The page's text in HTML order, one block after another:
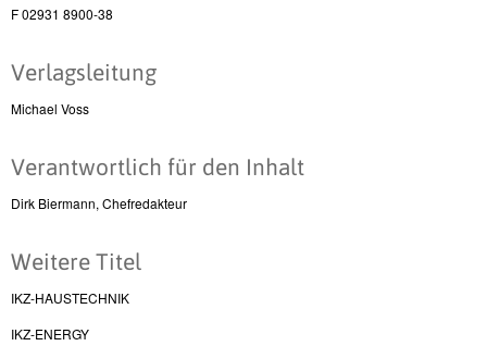
F 02931 8900-38
Verlagsleitung
Michael Voss
Verantwortlich für den Inhalt
Dirk Biermann, Chefredakteur
Weitere Titel
IKZ-HAUSTECHNIK
IKZ-ENERGY